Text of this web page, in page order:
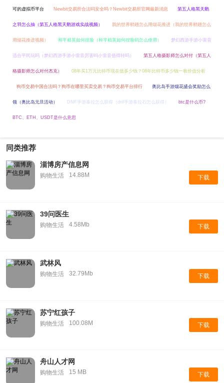
可的虚拟币平台 Newbit交易所合法吗安全吗？Newbit交易所官网最新消息 第五人格黑天鹅
之羽怎么抽（第五人格黑天鹅游戏实战视频） 我的世界鞘翅怎么用烟花推进（我的世界鞘翅怎么
用烟花推进视频） 和平精英如何捏脸（和平精英如何捏脸码怎么使用） 梦幻西游手游小雷音
适合平民玩吗（梦幻西游手游小雷音厉害吗小雷音值得转吗） 第五人格摄影师怎么对付（第五人
格摄影师怎么对付杰克） 08年买1万元比特币现在值多少钱？08年比特币多少钱一枚价值分析
狗币交易中国合法吗？狗币在哪里买卖交易？狗币交易平台排行 奥比岛手游烟花盛会奖励怎么
领（奥比岛元旦活动） DNF手游泰拉怎么获得（dnf手游泰拉石怎么获得） btc是什么币?
BTC、ETH、USDT是什么意思
同类推荐
淄博房产信息网
购物生活 14.88M 下载
39问医生
购物生活 4.58Mb 下载
武林风
购物生活 32.79Mb 下载
苏宁红孩子
购物生活 100.08M 下载
舟山人才网
购物生活 15 MB 下载